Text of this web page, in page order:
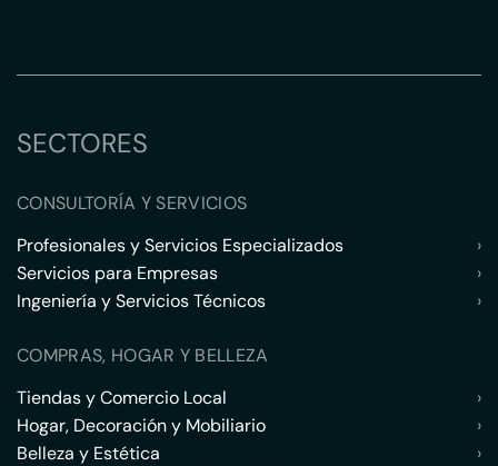
SECTORES
CONSULTORÍA Y SERVICIOS
Profesionales y Servicios Especializados
›
Servicios para Empresas
›
Ingeniería y Servicios Técnicos
›
COMPRAS, HOGAR Y BELLEZA
Tiendas y Comercio Local
›
Hogar, Decoración y Mobiliario
›
Belleza y Estética
›